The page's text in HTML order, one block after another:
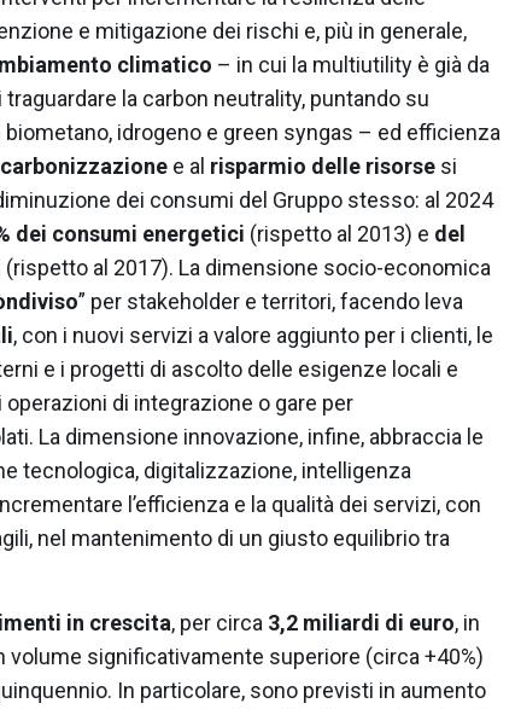
e mitigazione dei rischi e, più in generale,
climatico – in cui la multiutility è già da
la carbon neutrality, puntando su
idrogeno e green syngas – ed efficienza
e al risparmio delle risorse si
dei consumi del Gruppo stesso: al 2024
dei consumi energetici (rispetto al 2013) e del
(rispetto al 2017). La dimensione socio-economica
” per stakeholder e territori, facendo leva
, con i nuovi servizi a valore aggiunto per i clienti, le
e i progetti di ascolto delle esigenze locali e
di integrazione o gare per
La dimensione innovazione, infine, abbraccia le
tecnologica, digitalizzazione, intelligenza
l’efficienza e la qualità dei servizi, con
nel mantenimento di un giusto equilibrio tra
in crescita, per circa 3,2 miliardi di euro, in
volume significativamente superiore (circa +40%)
In particolare, sono previsti in aumento